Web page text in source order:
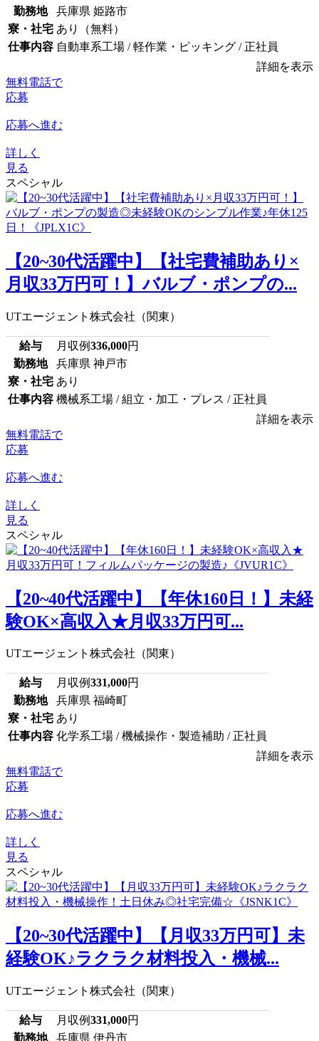
勤務地
兵庫県 姫路市
寮・社宅 あり（無料）
仕事内容 自動車系工場 / 軽作業・ピッキング / 正社員
詳細を表示
無料電話で
応募
応募へ進む
詳しく
見る
スペシャル
【20~30代活躍中】【社宅費補助あり×
月収33万円可！】バルブ・ポンプの...
UTエージェント株式会社（関東）
給与 月収例336,000円
勤務地
兵庫県 神戸市
寮・社宅 あり
仕事内容 機械系工場 / 組立・加工・プレス / 正社員
詳細を表示
無料電話で
応募
応募へ進む
詳しく
見る
スペシャル
【20~40代活躍中】【年休160日！】未経
験OK×高収入★月収33万円可...
UTエージェント株式会社（関東）
給与 月収例331,000円
勤務地
兵庫県 福崎町
寮・社宅 あり
仕事内容 化学系工場 / 機械操作・製造補助 / 正社員
詳細を表示
無料電話で
応募
応募へ進む
詳しく
見る
スペシャル
【20~30代活躍中】【月収33万円可】未
経験OK♪ラクラク材料投入・機械...
UTエージェント株式会社（関東）
給与 月収例331,000円
勤務地
兵庫県 伊丹市